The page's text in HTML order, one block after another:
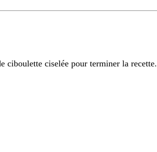
ciboulette ciselée pour terminer la recette.